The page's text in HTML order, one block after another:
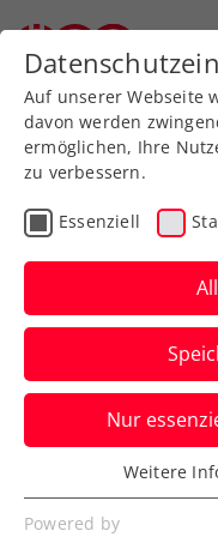
Zurück zur
Turniere
ITF
„fehlt
die neue
Welt
Für ihn kommt
das Aus, für
Doppelfinale.
Auf unserer Webseite
davon werden
ermöglichen, Ihre
zu verbessern.
Essenziell
Nur
Essenziell
Essenzielle Cookies
Weitere
Powered by